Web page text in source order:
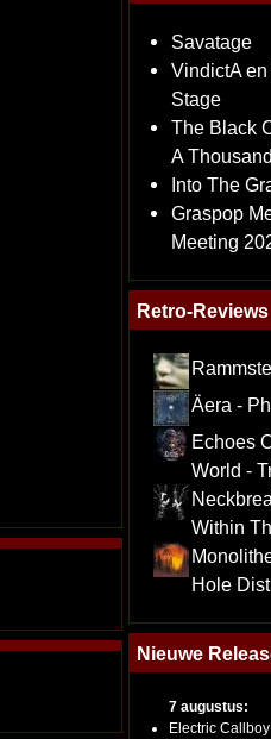
Savatage
VindictA
Stage
The Black
A
Into The
Graspop
Meeting
Retro-Reviews
Äera -
Echoes
World -
Within
Hole
Nieuwe
7 augustus:
Electric